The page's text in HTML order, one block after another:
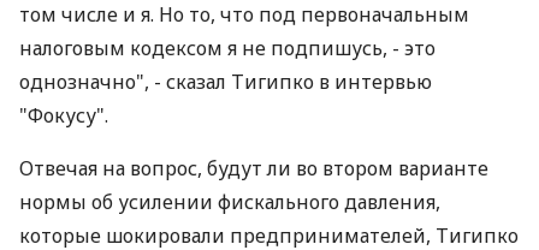
том числе и я. Но то, что под первоначальным
налоговым кодексом я не подпишусь, - это
однозначно", - сказал Тигипко в интервью
"Фокусу".
Отвечая на вопрос, будут ли во втором варианте
нормы об усилении фискального давления,
которые шокировали предпринимателей, Тигипко